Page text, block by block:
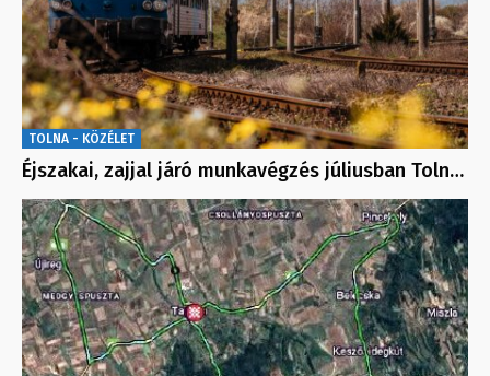
TOLNA - KÖZÉLET
Éjszakai, zajjal járó munkavégzés júliusban Toln…